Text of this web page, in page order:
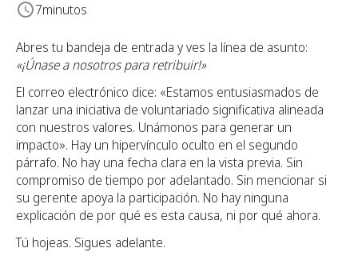
7minutos
Abres tu bandeja de entrada y ves la línea de asunto:
«¡Únase a nosotros para retribuir!»
El correo electrónico dice: «Estamos entusiasmados de
lanzar una iniciativa de voluntariado significativa alineada
con nuestros valores. Unámonos para generar un
impacto». Hay un hipervínculo oculto en el segundo
párrafo. No hay una fecha clara en la vista previa. Sin
compromiso de tiempo por adelantado. Sin mencionar si
su gerente apoya la participación. No hay ninguna
explicación de por qué es esta causa, ni por qué ahora.
Tú hojeas. Sigues adelante.